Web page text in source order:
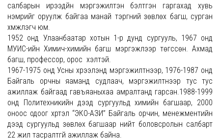
салбарын ирээдүйн мэргэжилтэн бэлтгэн гаргахад хувь
нэмрийг оруулж байгаа манай тэргүүний зөвлөх багш, сурган
хүмүүжүүлэгч юм.
1952 онд Улаанбаатар хотын 1-р дунд сургууль, 1967 онд
МУИС-ийн Химич-химийн багш мэргэжлээр төгссөн. Ахмад
багш, профессор, орос хэлтэй.
1967-1975 онд Усны хүрээлэнд мэргэжилтнээр, 1976-1987 онд
Байгаль орчны яаманд судлаач, мэргэжилтнээр тус тус
ажиллаж байгаад гавъяаныхаа амралтанд гарсан.1988-1999
онд Политехникийн дээд сургуульд химийн багшаар, 2000
оноос одоог хүртэл “ЭКО-АЗИ” Байгаль орчин, менежментийн
дээд сургуульд зөвлөх багшаар нийт боловсролын салбарт
22 жил тасралтгүй ажиллаж байна.